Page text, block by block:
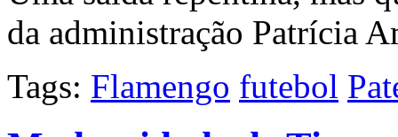
da administração Patrícia
Tags: Flamengo futebol